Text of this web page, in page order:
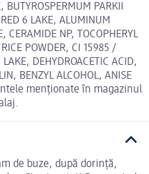
PARKII
6 LAKE, ALUMINUM
CERAMIDE NP, TOCOPHERYL
POWDER, CI 15985 /
DEHYDROACETIC ACID,
BENZYL ALCOHOL, ANISE
menționate în magazinul
de buze, după dorință,